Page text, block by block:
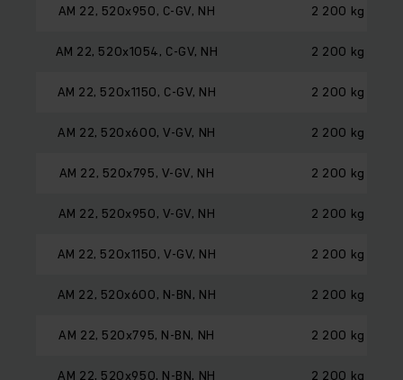
AM 22, 520x950, C-GV, NH 2 200 kg
AM 22, 520x1054, C-GV, NH 2 200 kg
AM 22, 520x1150, C-GV, NH 2 200 kg
AM 22, 520x600, V-GV, NH 2 200 kg
AM 22, 520x795, V-GV, NH 2 200 kg
AM 22, 520x950, V-GV, NH 2 200 kg
AM 22, 520x1150, V-GV, NH 2 200 kg
AM 22, 520x600, N-BN, NH 2 200 kg
AM 22, 520x795, N-BN, NH 2 200 kg
AM 22, 520x950, N-BN, NH 2 200 kg